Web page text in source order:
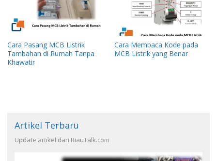
Cara Pasang MCB Listrik
Tambahan di Rumah Tanpa
Khawatir
Cara Membaca Kode pada
MCB Listrik yang Benar
Artikel Terbaru
Update artikel dari RiauTalk.com